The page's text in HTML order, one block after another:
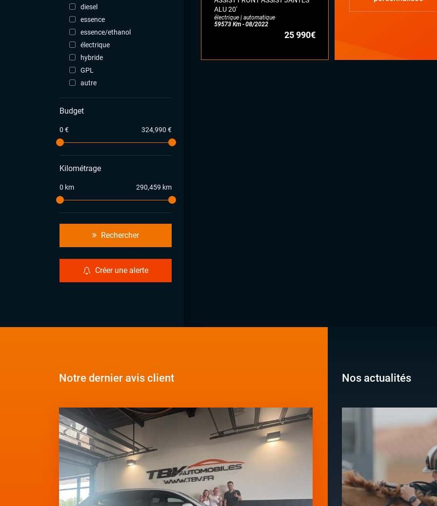
diesel
essence
essence/ethanol
électrique
hybride
GPL
autre
Budget
0 € 324,990 €
Kilométrage
0 km 290,459 km
Rechercher
Créer une alerte
ALU 20'
électrique | automatique
59573 Km - 08/2022
25 990€
Notre dernier avis client Nos actualités